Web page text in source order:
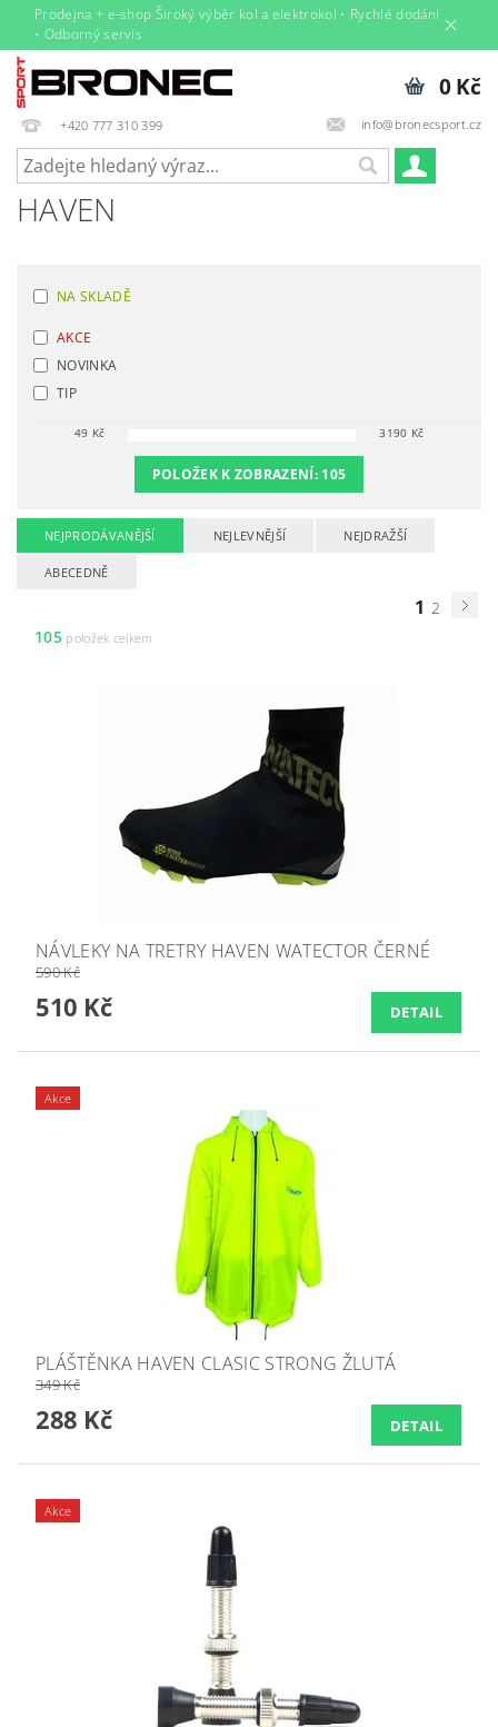
Prodejna + e‑shop Široký výběr kol a elektrokol • Rychlé dodání
• Odborný servis
+420 777 310 399 info@bronecsport.cz
0 Kč
HAVEN
NA SKLADĚ
AKCE
NOVINKA
TIP
49 Kč 3190 Kč
POLOŽEK K ZOBRAZENÍ: 105
NEJPRODÁVANĚJŠÍ NEJLEVNĚJŠÍ NEJDRAŽŠÍ
ABECEDNĚ
1 2
105položek celkem
NÁVLEKY NA TRETRY HAVEN WATECTOR ČERNÉ
590 Kč
510 Kč DETAIL
Akce
PLÁŠTĚNKA HAVEN CLASIC STRONG ŽLUTÁ
349 Kč
288 Kč DETAIL
Akce